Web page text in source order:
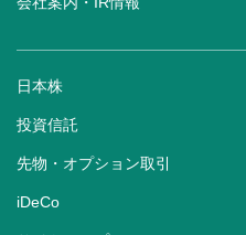
日本株
投資信託
先物・オプション取引
iDeCo